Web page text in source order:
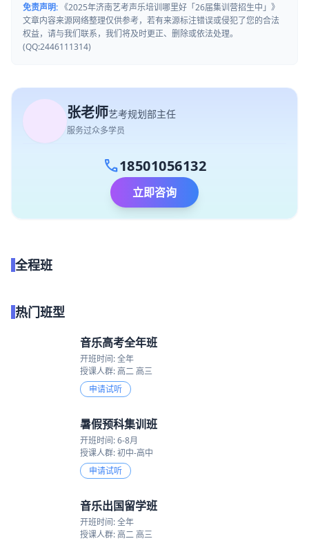
免责声明: 《2025年济南艺考声乐培训哪里好「26届集训营招生中」》
文章内容来源网络整理仅供参考，若有来源标注错误或侵犯了您的合法
权益，请与我们联系，我们将及时更正、删除或依法处理。
(QQ:2446111314)
张老师艺考规划部主任
服务过众多学员
call18501056132
立即咨询
全程班
热门班型
音乐高考全年班
开班时间: 全年
授课人群: 高二 高三
申请试听
暑假预科集训班
开班时间: 6-8月
授课人群: 初中-高中
申请试听
音乐出国留学班
开班时间: 全年
授课人群: 高二 高三